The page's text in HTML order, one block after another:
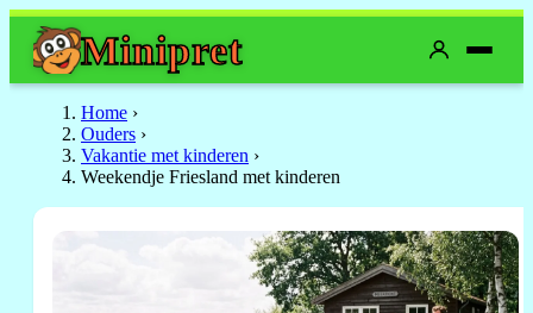
Minipret
Home ›
Ouders ›
Vakantie met kinderen ›
Weekendje Friesland met kinderen